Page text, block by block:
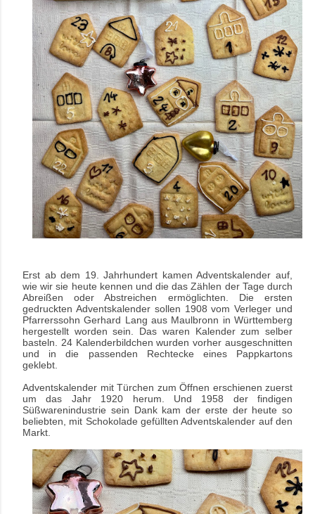
Erst ab dem 19. Jahrhundert kamen Adventskalender auf,
wie wir sie heute kennen und die das Zählen der Tage durch
Abreißen oder Abstreichen ermöglichten. Die ersten
gedruckten Adventskalender sollen 1908 vom Verleger und
Pfarrerssohn Gerhard Lang aus Maulbronn in Württemberg
hergestellt worden sein. Das waren Kalender zum selber
basteln. 24 Kalenderbildchen wurden vorher ausgeschnitten
und in die passenden Rechtecke eines Pappkartons
geklebt.
Adventskalender mit Türchen zum Öffnen erschienen zuerst
um das Jahr 1920 herum. Und 1958 der findigen
Süßwarenindustrie sein Dank kam der erste der heute so
beliebten, mit Schokolade gefüllten Adventskalender auf den
Markt.